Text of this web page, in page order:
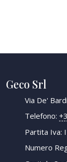
Geco Srl
Via De'
Telefono:
Partita Iva:
Numero